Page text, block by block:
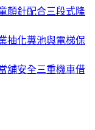
顏針配合三段式隆
抽化糞池與電梯保
舖安全三重機車借